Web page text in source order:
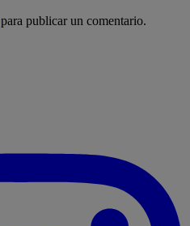
para publicar un comentario.